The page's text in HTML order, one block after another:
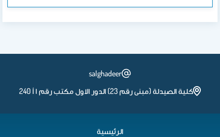
salghadeer
كلية الصيدلة (مبنى رقم 23) الدور الاول مكتب رقم ١ أ 240
الرئيسية